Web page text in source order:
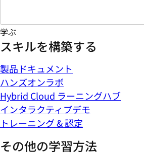
学ぶ
スキルを構築する
製品ドキュメント
ハンズオンラボ
Hybrid Cloud ラーニングハブ
インタラクティブデモ
トレーニング & 認定
その他の学習方法